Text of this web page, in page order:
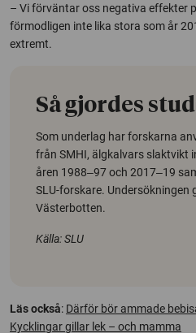
– Vi förväntar oss negativa effekter
förmodligen inte lika stora som år
extremt.
Så gjordes
Som underlag har forskarna
från SMHI, älgkalvars slaktvikt
åren 1988‒97 och 2017‒19
SLU-forskare. Undersökningen
Västerbotten.
Källa: SLU
Läs också: Därför bör ammade
Kycklingar gillar lek – och mamma